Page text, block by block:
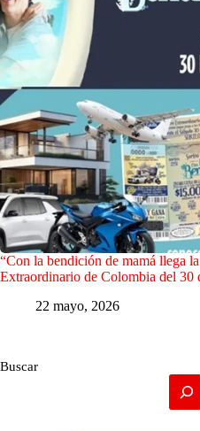
“Con la bendición de mamá llega
Extraordinario de Colombia del 30
22 mayo, 2026
Buscar